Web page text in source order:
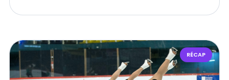
RÉCAP